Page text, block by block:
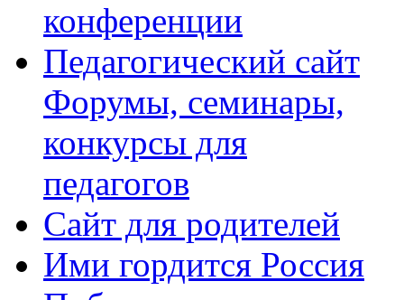
конференции
Педагогический сайт
Форумы, семинары,
конкурсы для
педагогов
Сайт для родителей
Ими гордится Россия